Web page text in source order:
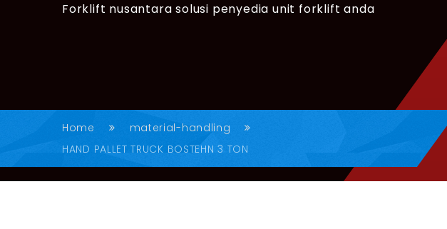
Forklift nusantara solusi penyedia unit forklift anda
Home
material-handling
HAND PALLET TRUCK BOSTEHN 3 TON